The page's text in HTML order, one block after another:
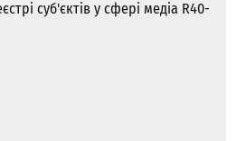
суб'єктів у сфері медіа R40-